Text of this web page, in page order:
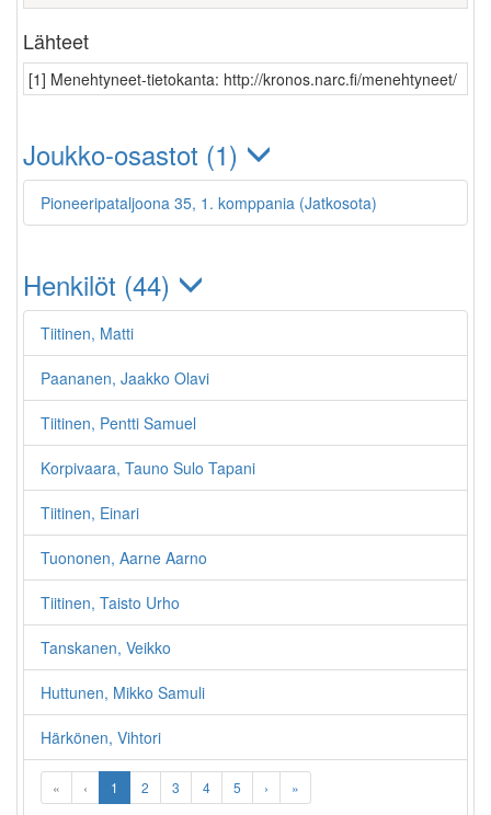
Lähteet
[1] Menehtyneet-tietokanta: http://kronos.narc.fi/menehtyneet/
Joukko-osastot (1)
Pioneeripataljoona 35, 1. komppania (Jatkosota)
Henkilöt (44)
Tiitinen, Matti
Paananen, Jaakko Olavi
Tiitinen, Pentti Samuel
Korpivaara, Tauno Sulo Tapani
Tiitinen, Einari
Tuononen, Aarne Aarno
Tiitinen, Taisto Urho
Tanskanen, Veikko
Huttunen, Mikko Samuli
Härkönen, Vihtori
« ‹ 1 2 3 4 5 › »